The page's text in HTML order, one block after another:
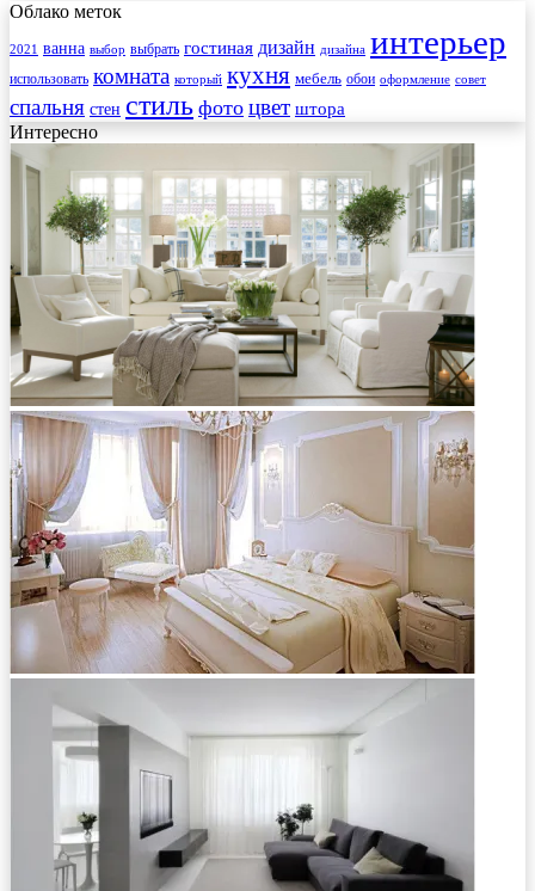
Облако меток
2021 ванна выбор выбрать гостиная дизайн дизайна интерьер
использовать комната который кухня мебель обои оформление совет
спальня стен стиль фото цвет штора
Интересно